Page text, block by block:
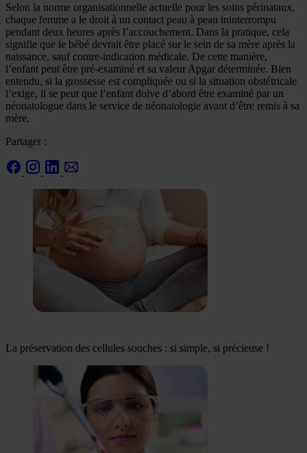
Selon la norme organisationnelle actuelle pour les soins périnataux,
chaque femme a le droit à un contact peau à peau ininterrompu
pendant deux heures après l’accouchement. Dans la pratique, cela
signifie que le bébé devrait être placé sur le sein de sa mère après la
naissance, sauf contre-indication médicale. De cette manière,
l’enfant peut être pré-examiné et sa valeur Apgar déterminée. Bien
entendu, si la grossesse est compliquée ou si la situation obstétricale
l’exige, il se peut que l’enfant doive d’abord être examiné par un
néonatologue dans le service de néonatologie avant d’être remis à sa
mère.
Partager :
La préservation des cellules souches : si simple, si précieuse !